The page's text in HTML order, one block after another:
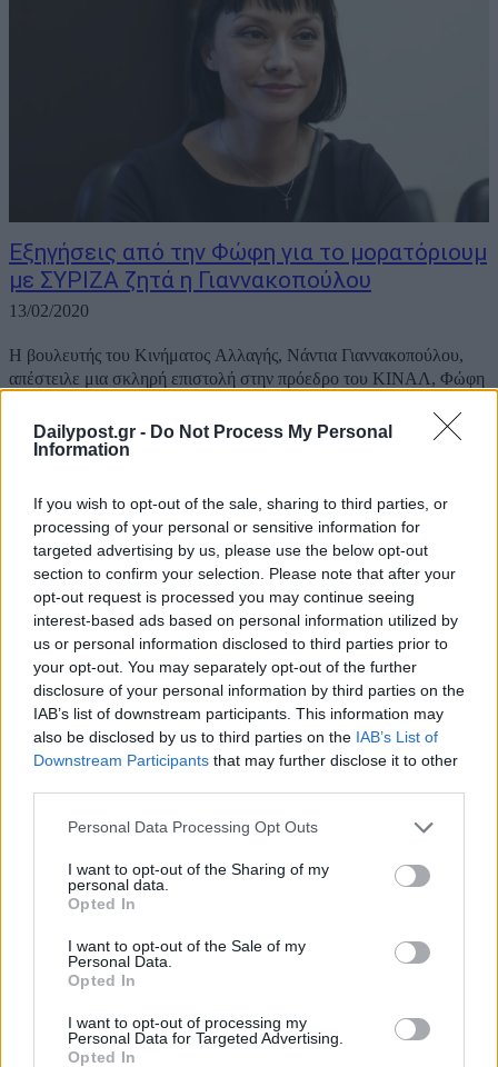
Dailypost.gr - Do Not Process My Personal
Information
If you wish to opt-out of the sale, sharing to third parties, or
processing of your personal or sensitive information for
targeted advertising by us, please use the below opt-out
section to confirm your selection. Please note that after your
opt-out request is processed you may continue seeing
interest-based ads based on personal information utilized by
us or personal information disclosed to third parties prior to
your opt-out. You may separately opt-out of the further
disclosure of your personal information by third parties on the
IAB’s list of downstream participants. This information may
also be disclosed by us to third parties on the IAB’s List of
Downstream Participants that may further disclose it to other
Personal Data Processing Opt Outs
I want to opt-out of the Sharing of my
personal data.
Opted In
I want to opt-out of the Sale of my
Personal Data.
Opted In
I want to opt-out of processing my
Personal Data for Targeted Advertising.
Opted In
Εξηγήσεις από την Φώφη για το μορατόριουμ
με ΣΥΡΙΖΑ ζητά η Γιαννακοπούλου
13/02/2020
Η βουλευτής του Κινήματος Αλλαγής, Νάντια Γιαννακοπούλου,
απέστειλε μια σκληρή επιστολή στην πρόεδρο του ΚΙΝΑΛ, Φώφη
Κεγκέρογλου και Δημήτρη Μάντζο αντίστοιχα, αλλά και στους
Ν. Γιαννακοπούλου: «Η στήριξη των ατόμων
με αναπηρία είναι κριτήριο της στάθμης του
ανθρωπισμού»
03/12/2019
Αντιπροέδρου της Επιτροπής Ατόμων με Αναπηρία της Βουλής, κ.
Νάντιας Γιαννακοπούλου, για την Παγκόσμια Ημέρα Ατόμων με
Δεκεμβρίου ως παγκόσμιας ημέρας των ατόμων με...